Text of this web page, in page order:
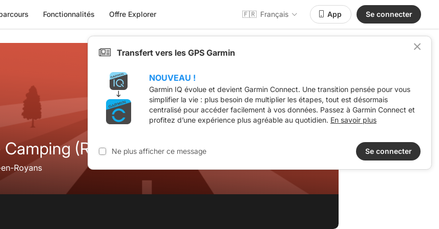
Fonctionnalités Offre Explorer 🇫🇷 Français App Se connecter
Camping (Rochechinard)
Royans
Transfert vers les GPS Garmin
NOUVEAU !
Garmin IQ évolue et devient Garmin Connect. Une transition pensée pour vous
simplifier la vie : plus besoin de multiplier les étapes, tout est désormais
centralisé pour accéder facilement à vos données. Passez à Garmin Connect et
profitez d’une expérience plus agréable au quotidien. En savoir plus
Ne plus afficher ce message Se connecter